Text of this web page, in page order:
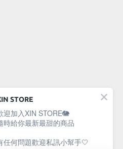
STORE
迎加入XIN STORE🐘
時給你最新最甜的商品
任何問題歡迎私訊小幫手🤍